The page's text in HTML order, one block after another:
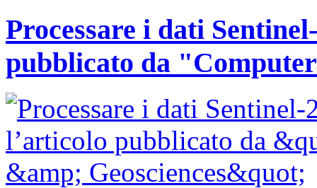
Processare i dati
pubblicato da